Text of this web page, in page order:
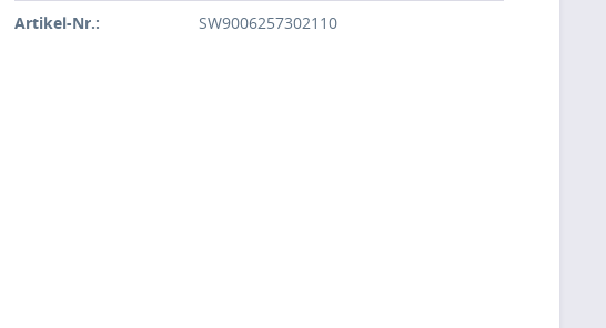
Artikel-Nr.: SW9006257302110